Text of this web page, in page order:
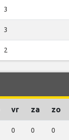
3
3
2
vr za zo
0 0 0